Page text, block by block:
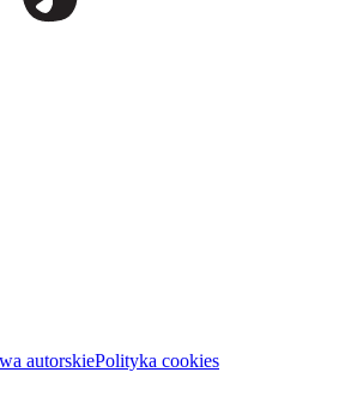
autorskiePolityka cookies